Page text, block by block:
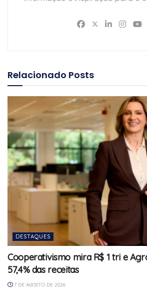
Relacionado Posts
DESTAQUES
Cooperativismo mira R$ 1 tri e
57,4% das receitas
7 DE AGOSTO DE 2026